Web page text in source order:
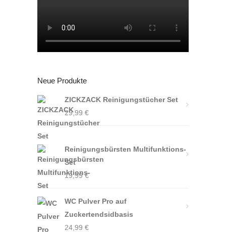
Neue Produkte
ZICKZACK Reinigungstücher Set
29,99 €
Reinigungsbürsten Multifunktions-
Set
19,99€
WC Pulver Pro auf
Zuckertendsidbasis
24,99 €